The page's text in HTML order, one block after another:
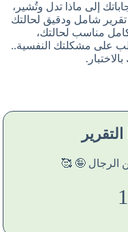
إلى ماذا تدل وتُشير،
شامل ودقيق لحالتك
كامل مناسب لحالتك،
على مشكلتك النفسية..
الرجال 🤪 🥰